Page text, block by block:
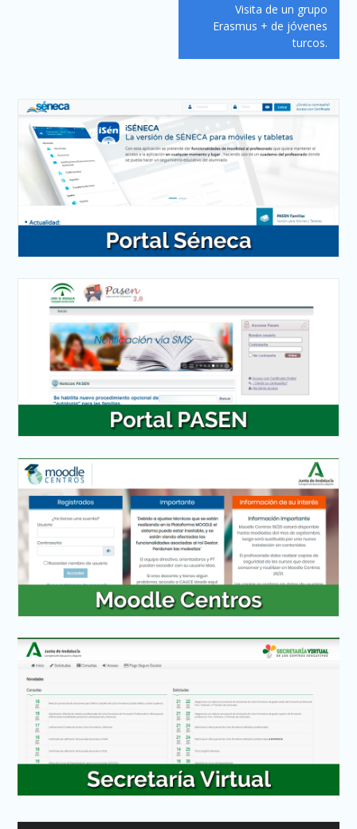
Visita de un grupo
Erasmus + de jóvenes
turcos.